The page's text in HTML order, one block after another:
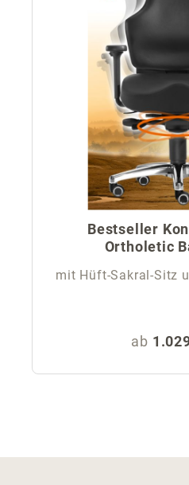
Bestseller
Ortholetic
mit Hüft-Sakral-Sitz
ab